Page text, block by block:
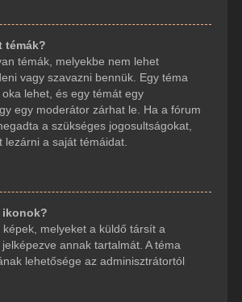
témák?
témák, melyekbe nem lehet
vagy szavazni bennük. Egy téma
lehet, és egy témát egy
egy moderátor zárhat le. Ha a fórum
a szükséges jogosultságokat,
lezárni a saját témáidat.
ikonok?
képek, melyeket a küldő társít a
annak tartalmát. A téma
lehetősége az adminisztrátortól